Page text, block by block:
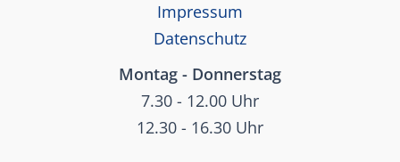
Impressum
Datenschutz
Montag - Donnerstag
7.30 - 12.00 Uhr
12.30 - 16.30 Uhr